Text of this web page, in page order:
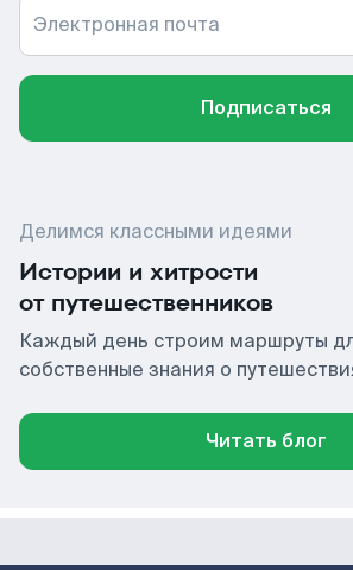
Электронная почта
Подписаться
Делимся классными идеями
Истории и хитрости
от путешественников
Каждый день строим маршруты
собственные знания о
Читать блог